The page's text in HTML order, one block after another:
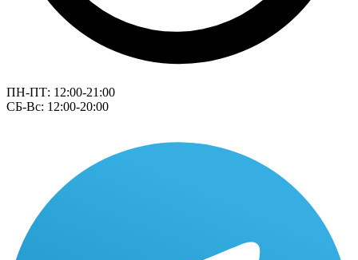
ПН-ПТ: 12:00-21:00
СБ-Вс: 12:00-20:00